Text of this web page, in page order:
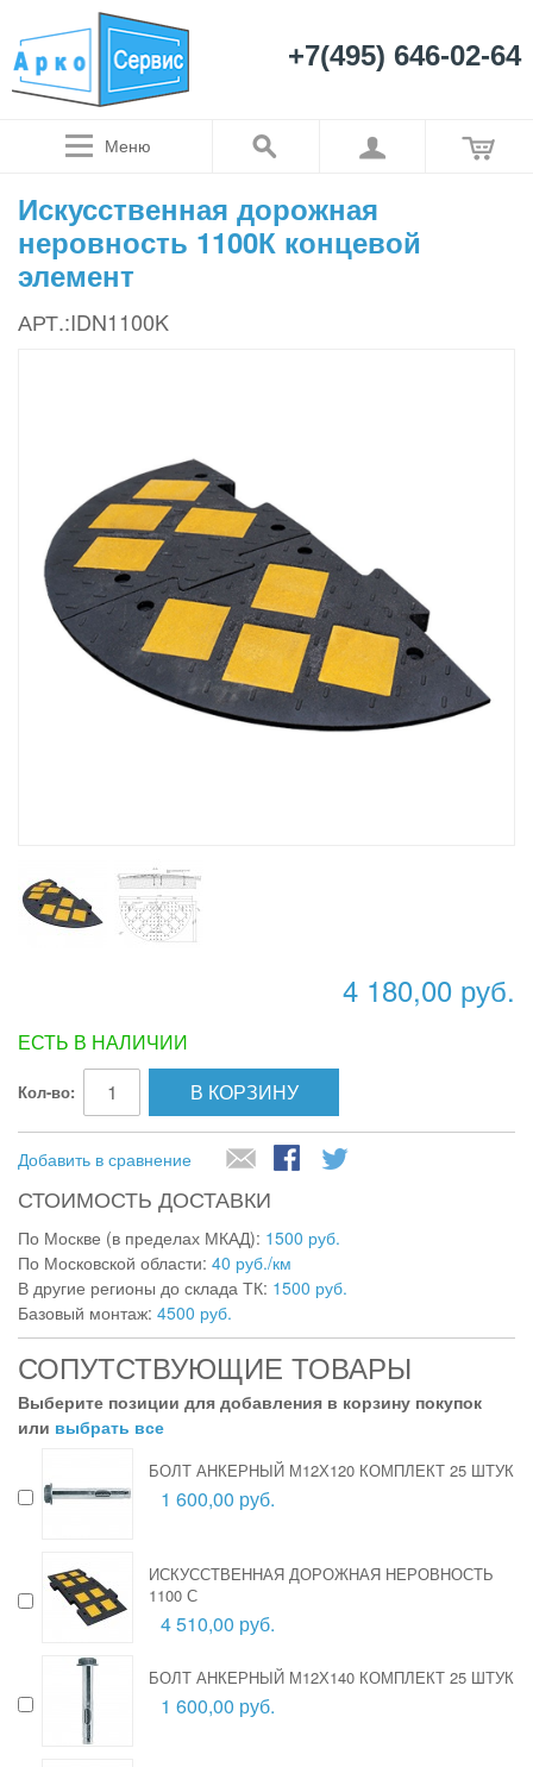
+7(495) 646-02-64
Меню
Искусственная дорожная
неровность 1100К концевой
элемент
АРТ.:IDN1100K
4 180,00 руб.
ЕСТЬ В НАЛИЧИИ
Кол-во: В КОРЗИНУ
Добавить в сравнение
СТОИМОСТЬ ДОСТАВКИ
По Москве (в пределах МКАД): 1500 руб.
По Московской области: 40 руб./км
В другие регионы до склада ТК: 1500 руб.
Базовый монтаж: 4500 руб.
СОПУТСТВУЮЩИЕ ТОВАРЫ
Выберите позиции для добавления в корзину покупок
или выбрать все
БОЛТ АНКЕРНЫЙ М12Х120 КОМПЛЕКТ 25 ШТУК
1 600,00 руб.
ИСКУССТВЕННАЯ ДОРОЖНАЯ НЕРОВНОСТЬ
1100 С
4 510,00 руб.
БОЛТ АНКЕРНЫЙ М12Х140 КОМПЛЕКТ 25 ШТУК
1 600,00 руб.